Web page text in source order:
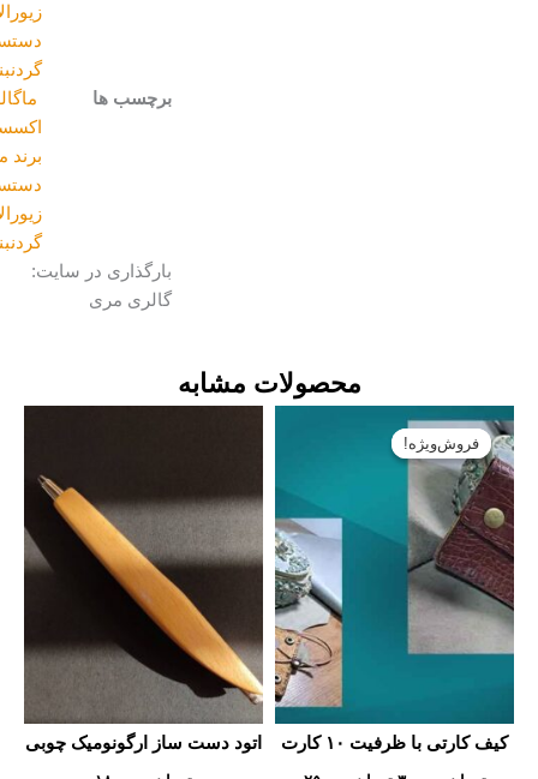
زیورالات
دستساز,
گردنبند
برچسب ها
ماگالری,
اکسسوری,
برند مری
دستسازه,
زیورالات,
گردنبند
بارگذاری در سایت:
گالری مری
محصولات مشابه
فروش‌ویژه!
فروش‌ویژه!
کارتی با ظرفیت ۱۰ کارت
اصلی:
تومان۳۰۰۰۰۰
بود.
اتود دست ساز ارگونومیک چوبی